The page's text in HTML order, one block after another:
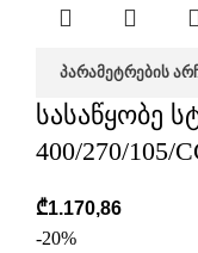
ᲞᲐᲠᲐᲛᲔᲢᲠᲔᲑᲘᲡ
სასაწყობე
400/270/105/
₾1.170,86
-20%